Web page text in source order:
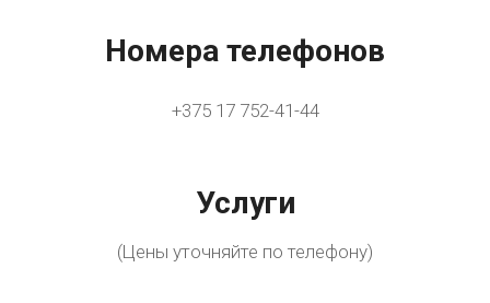
Номера телефонов
+375 17 752-41-44
Услуги
(Цены уточняйте по телефону)